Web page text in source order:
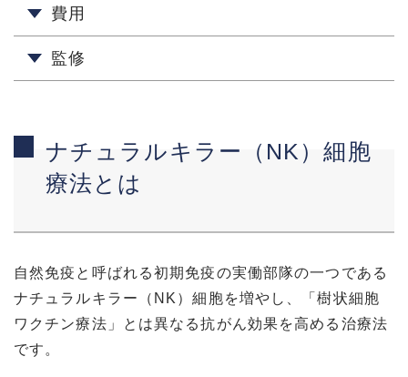
費用
監修
ナチュラルキラー（NK）細胞
療法とは
自然免疫と呼ばれる初期免疫の実働部隊の一つである
ナチュラルキラー（NK）細胞を増やし、「樹状細胞
ワクチン療法」とは異なる抗がん効果を高める治療法
です。